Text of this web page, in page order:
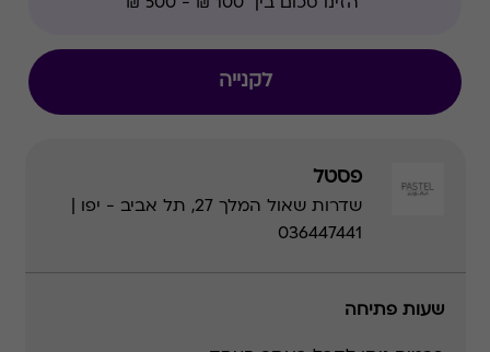
לקנייה
פסטל
שדרות שאול המלך 27, תל אביב - יפו |
036447441
שעות פתיחה